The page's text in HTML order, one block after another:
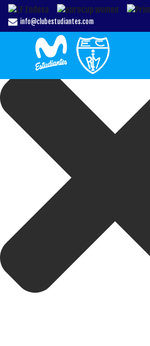
Gestionar el Consentimiento de las Cookies
info@clubestudiantes.com